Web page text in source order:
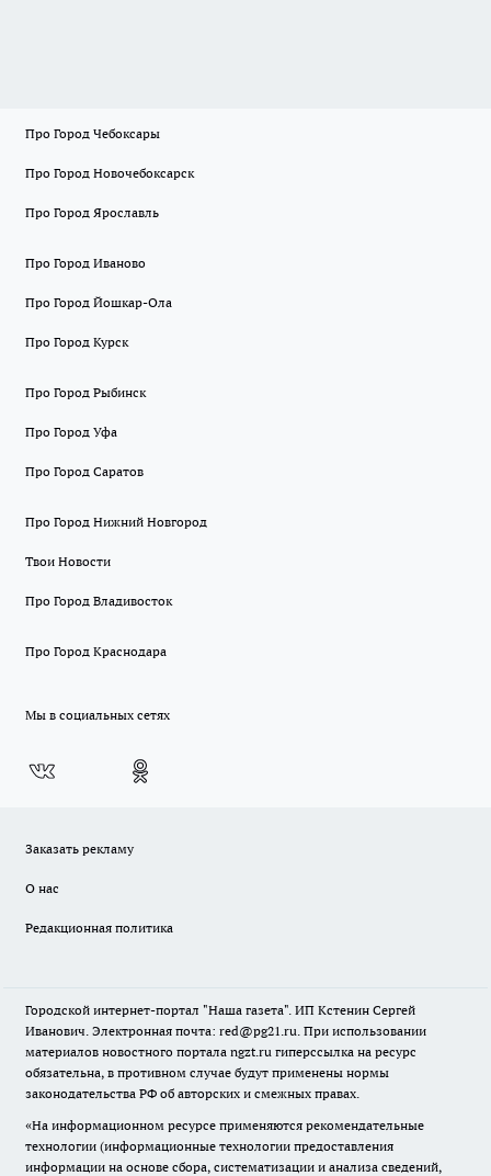
Про Город Чебоксары
Про Город Новочебоксарск
Про Город Ярославль
Про Город Иваново
Про Город Йошкар-Ола
Про Город Курск
Про Город Рыбинск
Про Город Уфа
Про Город Саратов
Про Город Нижний Новгород
Твои Новости
Про Город Владивосток
Про Город Краснодара
Мы в социальных сетях
Заказать рекламу
О нас
Редакционная политика
Городской интернет-портал "Наша газета". ИП Кстенин Сергей
Иванович. Электронная почта: red@pg21.ru. При использовании
материалов новостного портала ngzt.ru гиперссылка на ресурс
обязательна, в противном случае будут применены нормы
законодательства РФ об авторских и смежных правах.
«На информационном ресурсе применяются рекомендательные
технологии (информационные технологии предоставления
информации на основе сбора, систематизации и анализа сведений,